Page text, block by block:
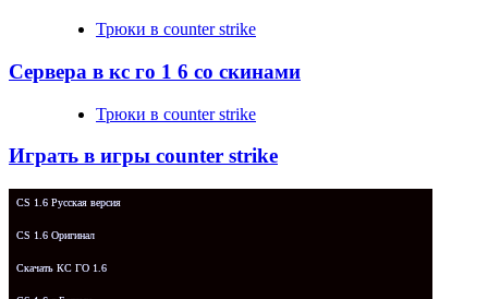
Трюки в counter strike
Сервера в кс го 1 6 со скинами
Трюки в counter strike
Играть в игры counter strike
CS 1.6 Русская версия
CS 1.6 Оригинал
Скачать КС ГО 1.6